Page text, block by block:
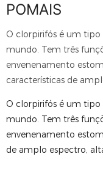
POMAIS
O clorpirifós é um
mundo. Tem três
envenenamento
características de
O clorpirifós é um
mundo. Tem três
envenenamento
de amplo espectro,